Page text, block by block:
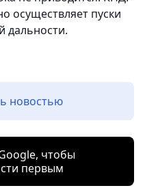
осуществляет пуски
дальности.
новостью
чтобы
первым